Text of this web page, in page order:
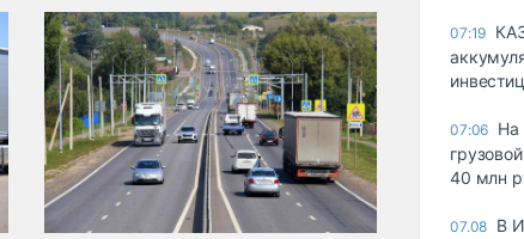
07:19
07:06 На
40 млн
07.08 В